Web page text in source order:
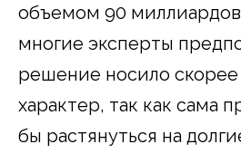
объемом 90
многие эксперты
решение носило
характер, так как сама
бы растянуться на